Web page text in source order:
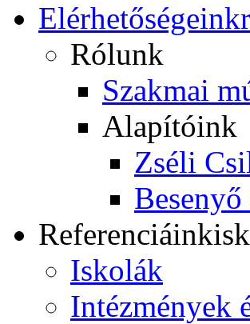
Elérhetőségeink
Rólunk
Szakmai
Alapítóink
Zséli
Referenciáink
Iskolák
Intézmények